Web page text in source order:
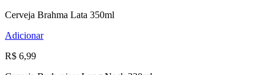
Cerveja Brahma Lata 350ml
Adicionar
R$ 6,99